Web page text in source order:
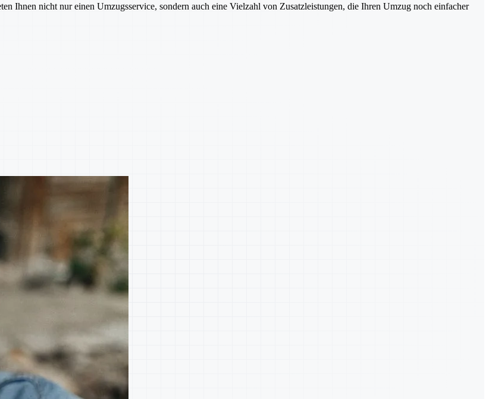
Ihnen nicht nur einen Umzugsservice, sondern auch eine Vielzahl von Zusatzleistungen, die Ihren Umzug noch einfacher